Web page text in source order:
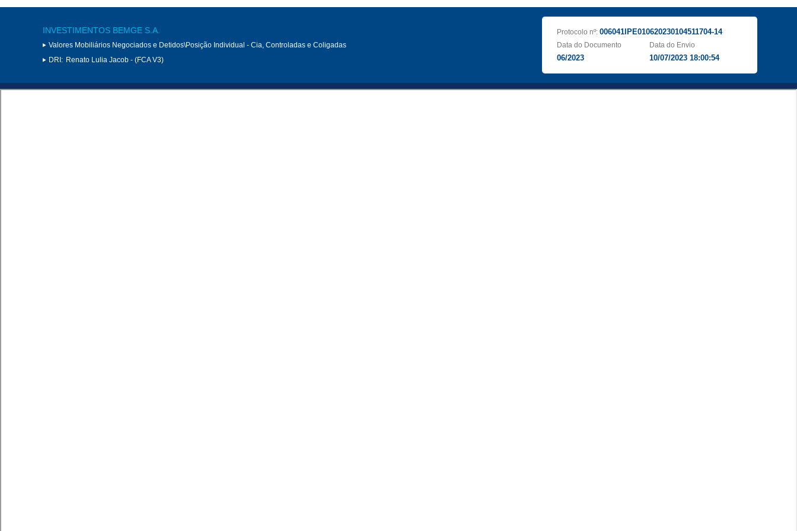
INVESTIMENTOS BEMGE S.A.
Valores Mobiliários Negociados e Detidos\Posição Individual - Cia, Controladas e Coligadas
DRI: Renato Lulia Jacob - (FCA V3)
Protocolo nº: 006041IPE010620230104511704-14
Data do Documento
06/2023
Data do Envio
10/07/2023 18:00:54